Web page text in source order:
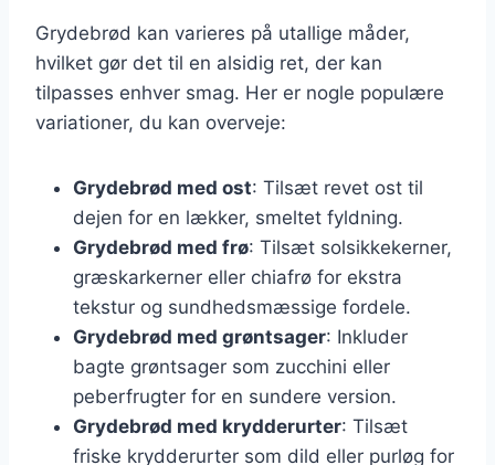
Grydebrød kan varieres på utallige måder,
hvilket gør det til en alsidig ret, der kan
tilpasses enhver smag. Her er nogle populære
variationer, du kan overveje:
Grydebrød med ost: Tilsæt revet ost til
dejen for en lækker, smeltet fyldning.
Grydebrød med frø: Tilsæt solsikkekerner,
græskarkerner eller chiafrø for ekstra
tekstur og sundhedsmæssige fordele.
Grydebrød med grøntsager: Inkluder
bagte grøntsager som zucchini eller
peberfrugter for en sundere version.
Grydebrød med krydderurter: Tilsæt
friske krydderurter som dild eller purløg for